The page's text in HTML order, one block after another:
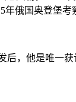
俄国奥登堡考
后，他是唯一